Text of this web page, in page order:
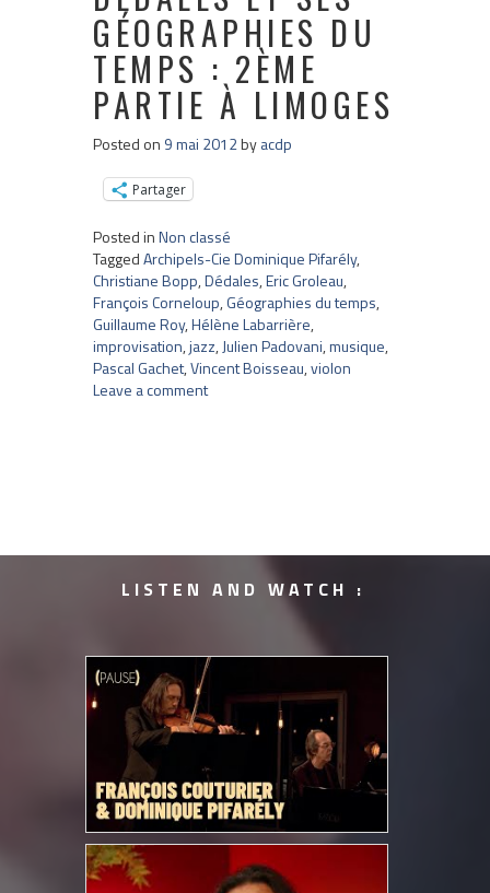
GÉOGRAPHIES DU
TEMPS : 2ÈME
PARTIE À LIMOGES
Posted on 9 mai 2012byacdp
Partager
Posted inNon classé
TaggedArchipels-Cie Dominique Pifarély,
Christiane Bopp,Dédales,Eric Groleau,
François Corneloup,Géographies du temps,
Guillaume Roy,Hélène Labarrière,
improvisation,jazz,Julien Padovani,musique,
Pascal Gachet,Vincent Boisseau,violon
Leave a comment
LISTEN AND WATCH :